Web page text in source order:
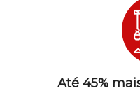
Até 45%